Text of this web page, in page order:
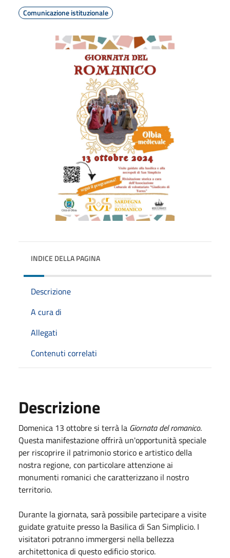
Comunicazione istituzionale
INDICE DELLA PAGINA
Descrizione
A cura di
Allegati
Contenuti correlati
Descrizione
Domenica 13 ottobre si terrà la Giornata del romanico.
Questa manifestazione offrirà un'opportunità speciale
per riscoprire il patrimonio storico e artistico della
nostra regione, con particolare attenzione ai
monumenti romanici che caratterizzano il nostro
territorio.
Durante la giornata, sarà possibile partecipare a visite
guidate gratuite presso la Basilica di San Simplicio. I
visitatori potranno immergersi nella bellezza
architettonica di questo edificio storico.